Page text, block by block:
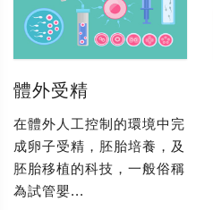
體外受精
在體外人工控制的環境中完
成卵子受精，胚胎培養，及
胚胎移植的科技，一般俗稱
為試管嬰...